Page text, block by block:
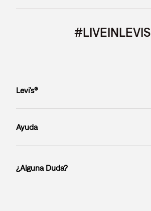
#LIVEINLEVIS
Levi’s®
Ayuda
¿Alguna Duda?